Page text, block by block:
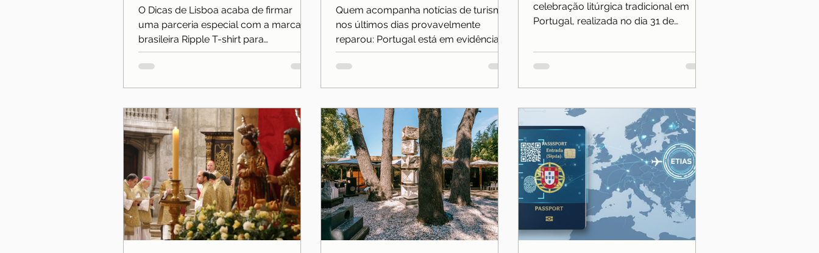
O Dicas de Lisboa acaba de firmar
uma parceria especial com a marca
brasileira Ripple T-shirt para
transformar o nosso amor por Lisboa
em algo que você pode vestir.
Quem acompanha notícias de turismo
nos últimos dias provavelmente
reparou: Portugal está em evidência, e
Lisboa, claro, segue como uma das
grandes protagonistas.
celebração litúrgica tradicional em
Portugal, realizada no dia 31 de
do...